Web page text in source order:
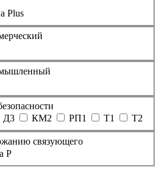
Plus
Д3 КМ2 РП1 Т1 Т2
связующего
P